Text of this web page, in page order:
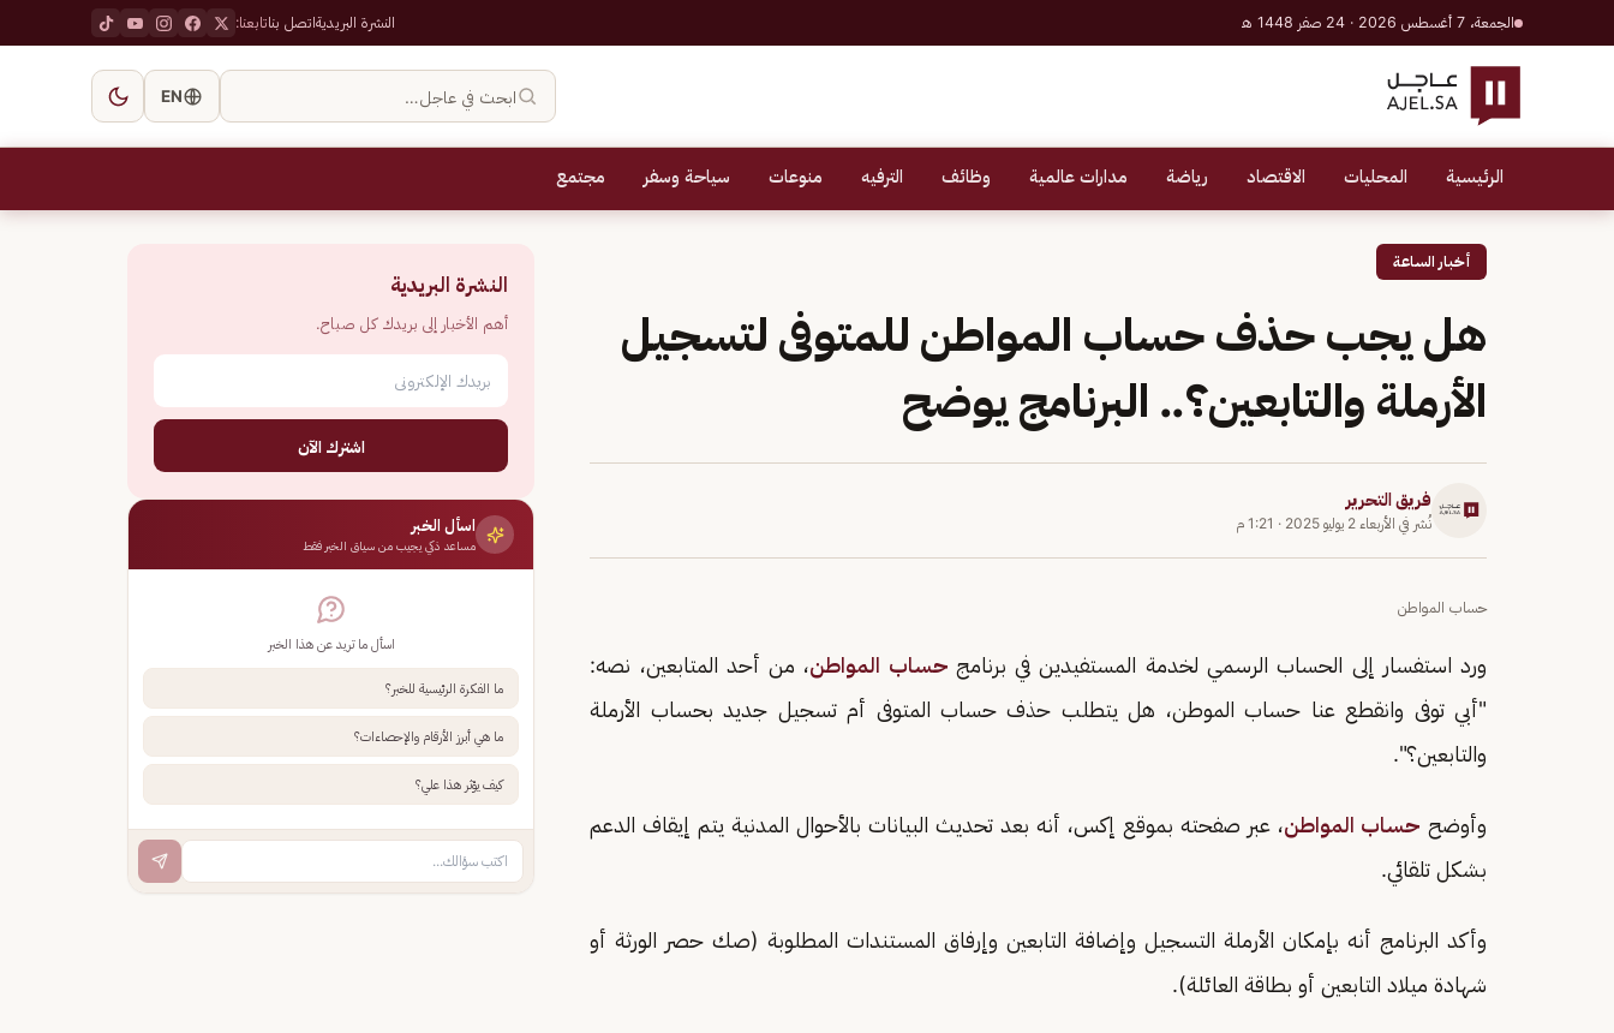
الجمعة، 7 أغسطس 2026 · 24 صفر 1448 هـ النشرة البريديةاتصل بناتابعنا:
ابحث في عاجل… EN
الرئيسية المحليات الاقتصاد رياضة مدارات عالمية وظائف الترفيه منوعات سياحة وسفر مجتمع
أخبار الساعة
هل يجب حذف حساب المواطن للمتوفى لتسجيل
الأرملة والتابعين؟.. البرنامج يوضح
فريق التحرير
نُشر في الأربعاء 2 يوليو 2025 · 1:21 م
حساب المواطن
ورد استفسار إلى الحساب الرسمي لخدمة المستفيدين في برنامج حساب المواطن، من أحد المتابعين، نصه:
"أبي توفى وانقطع عنا حساب الموطن، هل يتطلب حذف حساب المتوفى أم تسجيل جديد بحساب الأرملة
والتابعين؟".
وأوضح حساب المواطن، عبر صفحته بموقع إكس، أنه بعد تحديث البيانات بالأحوال المدنية يتم إيقاف الدعم
بشكل تلقائي.
وأكد البرنامج أنه بإمكان الأرملة التسجيل وإضافة التابعين وإرفاق المستندات المطلوبة (صك حصر الورثة أو
شهادة ميلاد التابعين أو بطاقة العائلة).
النشرة البريدية
أهم الأخبار إلى بريدك كل صباح.
اشترك الآن
اسأل الخبر
مساعد ذكي يجيب من سياق الخبر فقط
اسأل ما تريد عن هذا الخبر
ما الفكرة الرئيسية للخبر؟
ما هي أبرز الأرقام والإحصاءات؟
كيف يؤثر هذا علي؟